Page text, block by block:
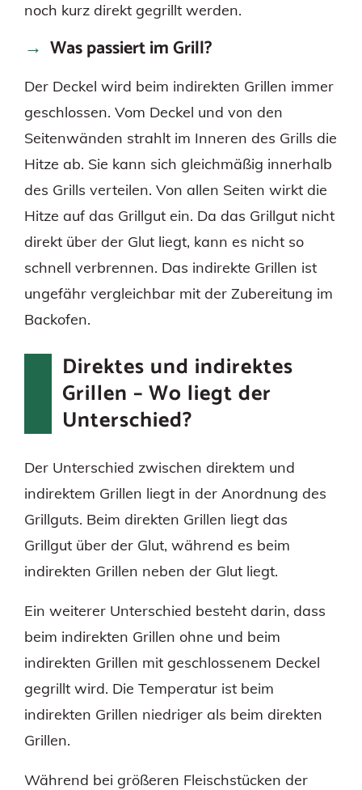
noch kurz direkt gegrillt werden.
Was passiert im Grill?
Der Deckel wird beim indirekten Grillen immer
geschlossen. Vom Deckel und von den
Seitenwänden strahlt im Inneren des Grills die
Hitze ab. Sie kann sich gleichmäßig innerhalb
des Grills verteilen. Von allen Seiten wirkt die
Hitze auf das Grillgut ein. Da das Grillgut nicht
direkt über der Glut liegt, kann es nicht so
schnell verbrennen. Das indirekte Grillen ist
ungefähr vergleichbar mit der Zubereitung im
Backofen.
Direktes und indirektes
Grillen – Wo liegt der
Unterschied?
Der Unterschied zwischen direktem und
indirektem Grillen liegt in der Anordnung des
Grillguts. Beim direkten Grillen liegt das
Grillgut über der Glut, während es beim
indirekten Grillen neben der Glut liegt.
Ein weiterer Unterschied besteht darin, dass
beim indirekten Grillen ohne und beim
indirekten Grillen mit geschlossenem Deckel
gegrillt wird. Die Temperatur ist beim
indirekten Grillen niedriger als beim direkten
Grillen.
Während bei größeren Fleischstücken der